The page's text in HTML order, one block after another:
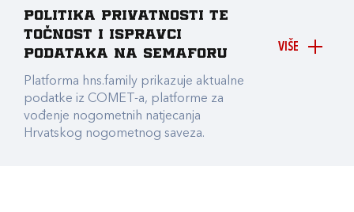
VIŠE
Politika privatnosti te
točnost i ispravci
podataka na Semaforu
Platforma hns.family prikazuje aktualne
podatke iz COMET-a, platforme za
vođenje nogometnih natjecanja
Hrvatskog nogometnog saveza.